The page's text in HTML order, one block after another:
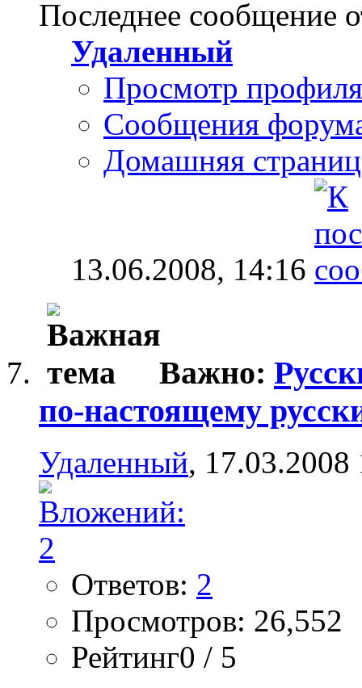
Последнее сообщение
Удаленный
Просмотр профиля
Сообщения
Домашняя
13.06.2008, 14:16
Важно:
по-настоящему
Удаленный, 17.03.2008
Ответов: 2
Просмотров: 26,552
Рейтинг0 / 5